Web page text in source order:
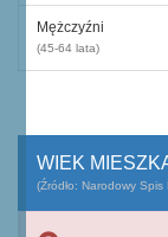
Mężczyźni
(45-64 lata)
WIEK
(Źródło: Narodowy